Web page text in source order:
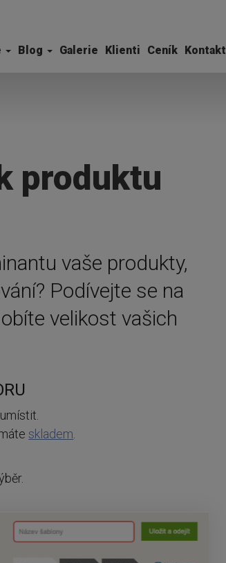
Blog Galerie Klienti Ceník Kontakt
produktu
vaše produkty,
Podívejte se na
velikost vašich
skladem